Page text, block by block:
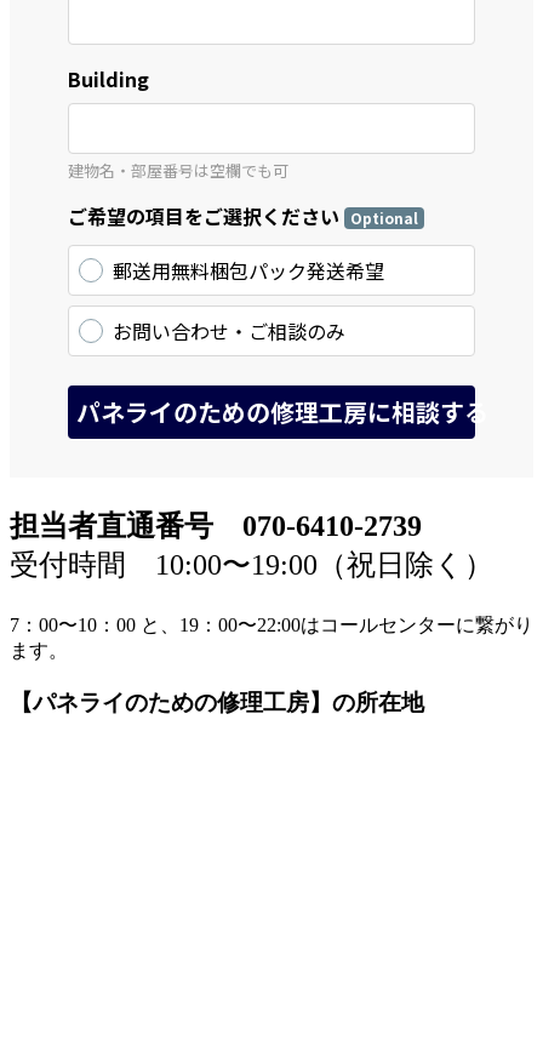
担当者直通番号 070-6410-2739
受付時間 10:00〜19:00（祝日除く）
7：00〜10：00 と、19：00〜22:00はコールセンターに繋がり
ます。
【パネライのための修理工房】の所在地